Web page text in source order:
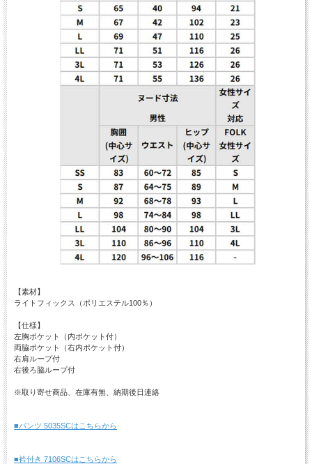
【素材】
ライトフィックス（ポリエステル100％）
【仕様】
左胸ポケット（内ポケット付）
両脇ポケット（右内ポケット付）
右肩ループ付
右後ろ脇ループ付
※取り寄せ商品、在庫有無、納期後日連絡
■パンツ 5035SCはこちらから
■衿付き 7106SCはこちらから